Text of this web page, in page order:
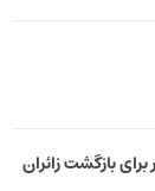
زائران